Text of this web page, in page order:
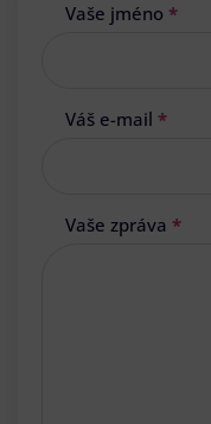
Vaše jméno *
Váš e-mail *
Vaše zpráva *